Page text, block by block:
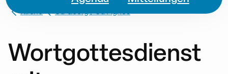
Kirche St. Georg / St. Agnes
Wortgottesdienst